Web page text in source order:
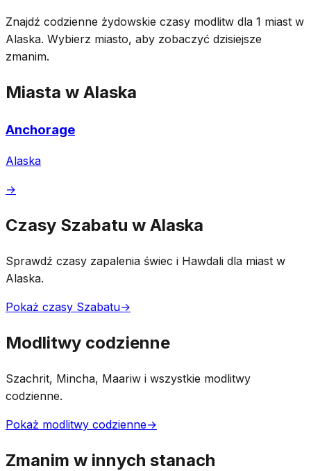
Znajdź codzienne żydowskie czasy modlitw dla 1 miast w
Alaska. Wybierz miasto, aby zobaczyć dzisiejsze
zmanim.
Miasta w Alaska
Anchorage
Alaska
→
Czasy Szabatu w Alaska
Sprawdź czasy zapalenia świec i Hawdali dla miast w
Alaska.
Pokaż czasy Szabatu→
Modlitwy codzienne
Szachrit, Mincha, Maariw i wszystkie modlitwy
codzienne.
Pokaż modlitwy codzienne→
Zmanim w innych stanach